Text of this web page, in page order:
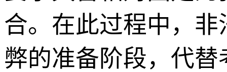
合。在此过程中，
弊的准备阶段，代